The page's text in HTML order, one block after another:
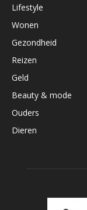
Lifestyle
Wonen
Gezondheid
Reizen
Geld
Beauty & mode
Ouders
Dieren